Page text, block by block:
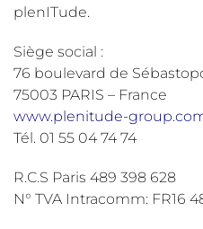
plenITude.
Siège social :
76 boulevard de
75003 PARIS – France
www.plenitude-
Tél. 01 55 04 74 74
R.C.S Paris 489 398 628
N° TVA Intracomm: FR16